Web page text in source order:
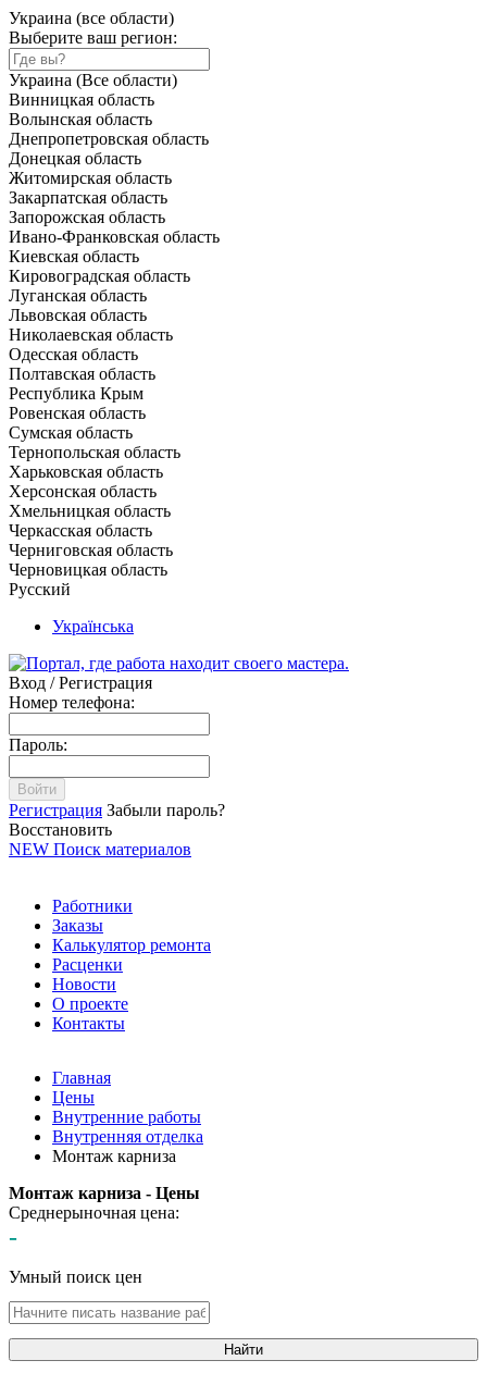
Украина (все области)
Выберите ваш регион:
Украина (Все области)
Винницкая область
Волынская область
Днепропетровская область
Донецкая область
Житомирская область
Закарпатская область
Запорожская область
Ивано-Франковская область
Киевская область
Кировоградская область
Луганская область
Львовская область
Николаевская область
Одесская область
Полтавская область
Республика Крым
Ровенская область
Сумская область
Тернопольская область
Харьковская область
Херсонская область
Хмельницкая область
Черкасская область
Черниговская область
Черновицкая область
Русский
Українська
Вход / Регистрация
Номер телефона:
Пароль:
Войти
Регистрация Забыли пароль?
Восстановить
NEW Поиск материалов
Работники
Заказы
Калькулятор ремонта
Расценки
Новости
О проекте
Контакты
Главная
Цены
Внутренние работы
Внутренняя отделка
Монтаж карниза
Монтаж карниза - Цены
Среднерыночная цена:
-
Умный поиск цен
Найти